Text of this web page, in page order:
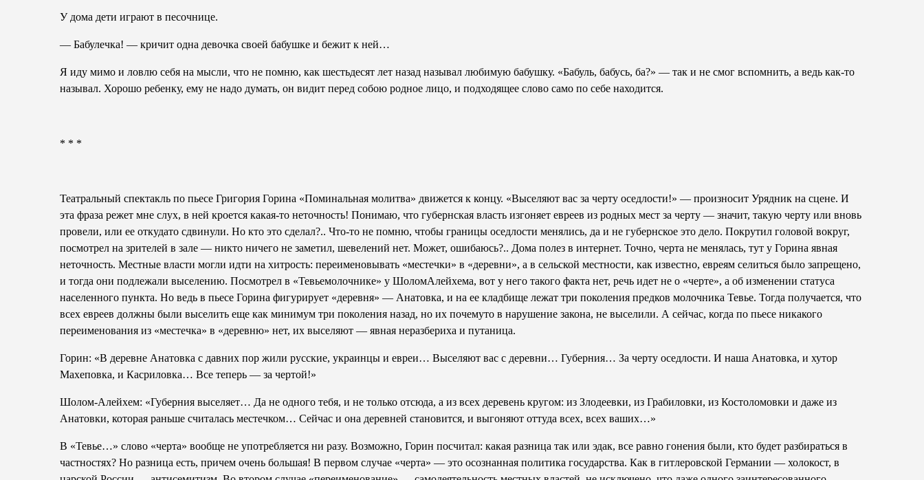
У дома дети играют в песочнице.
— Бабулечка! — кричит одна девочка своей бабушке и бежит к ней…
Я иду мимо и ловлю себя на мысли, что не помню, как шестьдесят лет назад называл любимую бабушку. «Бабуль, бабусь, ба?» — так и не смог вспомнить, а ведь как-то
называл. Хорошо ребенку, ему не надо думать, он видит перед собою родное лицо, и подходящее слово само по себе находится.
* * *
Театральный спектакль по пьесе Григория Горина «Поминальная молитва» движется к концу. «Выселяют вас за черту оседлости!» — произносит Урядник на сцене. И
эта фраза режет мне слух, в ней кроется какая-то неточность! Понимаю, что губернская власть изгоняет евреев из родных мест за черту — значит, такую черту или вновь
провели, или ее откуда­то сдвинули. Но кто это сделал?.. Что-то не помню, чтобы границы оседлости менялись, да и не губернское это дело. Покрутил головой вокруг,
посмотрел на зрителей в зале — никто ничего не заметил, шевелений нет. Может, ошибаюсь?.. Дома полез в интернет. Точно, черта не менялась, тут у Горина явная
неточность. Местные власти могли идти на хитрость: переименовывать «местечки» в «деревни», а в сельской местности, как известно, евреям селиться было запрещено,
и тогда они подлежали выселению. Посмотрел в «Тевье­молочнике» у Шолом­Алейхема, вот у него такого факта нет, речь идет не о «черте», а об изменении статуса
населенного пункта. Но ведь в пьесе Горина фигурирует «деревня» — Анатовка, и на ее кладбище лежат три поколения предков молочника Тевье. Тогда получается, что
всех евреев должны были выселить еще как минимум три поколения назад, но их почему­то в нарушение закона, не выселили. А сейчас, когда по пьесе никакого
переименования из «местечка» в «деревню» нет, их выселяют — явная неразбериха и путаница.
Горин: «В деревне Анатовка с давних пор жили русские, украинцы и евреи… Выселяют вас с деревни… Губерния… За черту оседлости. И наша Анатовка, и хутор
Махеповка, и Касриловка… Все теперь — за чертой!»
Шолом-Алейхем: «Губерния выселяет… Да не одного тебя, и не только отсюда, а из всех деревень кругом: из Злодеевки, из Грабиловки, из Костоломовки и даже из
Анатовки, которая раньше считалась местечком… Сейчас и она деревней становится, и выгоняют оттуда всех, всех ваших…»
В «Тевье…» слово «черта» вообще не употребляется ни разу. Возможно, Горин посчитал: какая разница так или эдак, все равно гонения были, кто будет разбираться в
частностях? Но разница есть, причем очень большая! В первом случае «черта» — это осознанная политика государства. Как в гитлеровской Германии — холокост, в